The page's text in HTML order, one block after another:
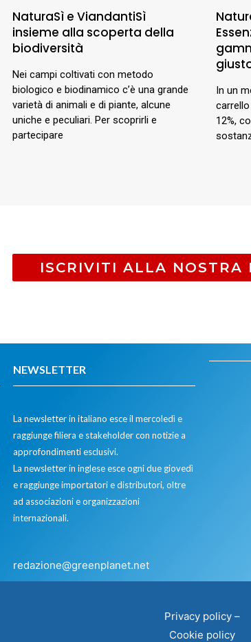
NaturaSì e ViandantiSì
insieme alla scoperta della
biodiversità
Nei campi coltivati con metodo
biologico e biodinamico c’è una grande
varietà di animali e di piante, alcune
uniche e peculiari. Per scoprirli e
partecipare
In un
12%,
ISCRIVITI ALLA NOSTRA
NEWSLETTER
La newsletter in italiano esce il mercoledì e
raggiunge filiera e stakeholder con notizie a
approfondimenti esclusivi.
La newsletter in inglese esce ogni due giovedì
e raggiunge importatori e distributori, oltre
ad associazioni e organizzazioni
internazionali.
redazione@greenplanet.net
Privacy policy –
Cookie policy